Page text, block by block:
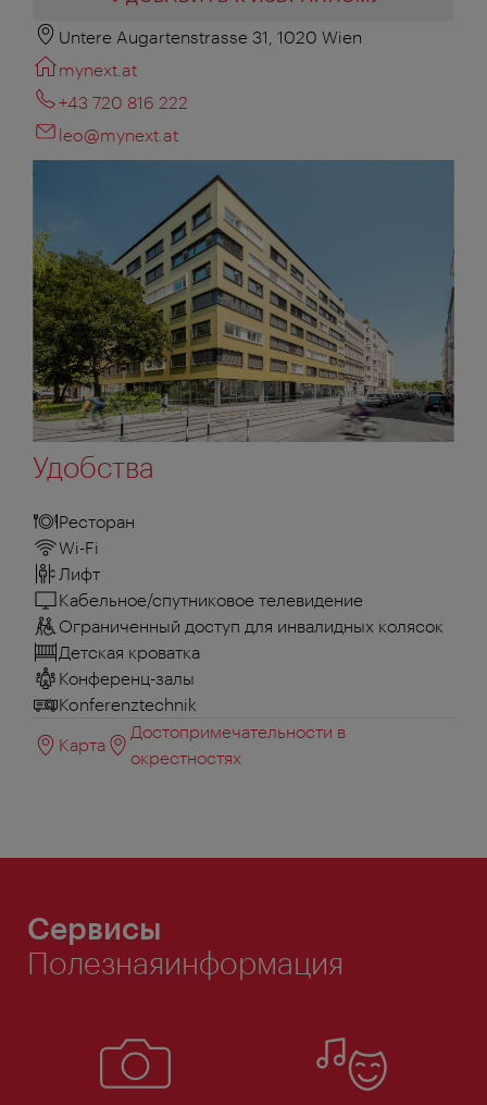
Untere Augartenstrasse 31, 1020 Wien
mynext.at
+43 720 816 222
leo@mynext.at
Удобства
Ресторан
Wi-Fi
Лифт
Кабельное/спутниковое телевидение
Ограниченный доступ для инвалидных колясок
Детская кроватка
Конференц-залы
Konferenztechnik
Карта
Достопримечательности в
окрестностях
Сервисы
Полезнаяинформация